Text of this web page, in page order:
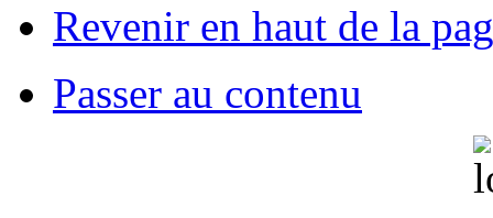
Revenir en haut de la
Passer au contenu